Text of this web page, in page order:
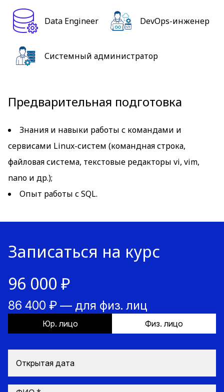
Data Engineer DevOps-инженер
Системный администратор
Предварительная подготовка
Знания и навыки работы с командами и
сервисами Linux-систем (командная строка,
файловая система, текстовые редакторы vi, vim,
nano и др.);
Опыт работы с SQL.
Записаться на курс
96 000 ₽
86 400 ₽ — для физ. лиц
Юр. лицо Физ. лицо
Открытая дата